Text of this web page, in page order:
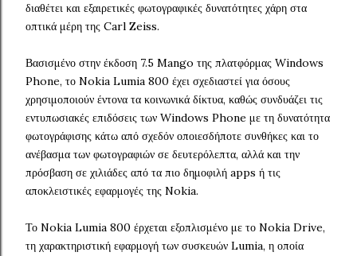
διαθέτει και εξαιρετικές φωτογραφικές δυνατότητες χάρη στα
οπτικά μέρη της Carl Zeiss.
Βασισμένο στην έκδοση 7.5 Mango της πλατφόρμας Windows
Phone, το Nokia Lumia 800 έχει σχεδιαστεί για όσους
χρησιμοποιούν έντονα τα κοινωνικά δίκτυα, καθώς συνδυάζει τις
εντυπωσιακές επιδόσεις των Windows Phone με τη δυνατότητα
φωτογράφισης κάτω από σχεδόν οποιεσδήποτε συνθήκες και το
ανέβασμα των φωτογραφιών σε δευτερόλεπτα, αλλά και την
πρόσβαση σε χιλιάδες από τα πιο δημοφιλή apps ή τις
αποκλειστικές εφαρμογές της Nokia.
Το Nokia Lumia 800 έρχεται εξοπλισμένο με το Nokia Drive,
τη χαρακτηριστική εφαρμογή των συσκευών Lumia, η οποία